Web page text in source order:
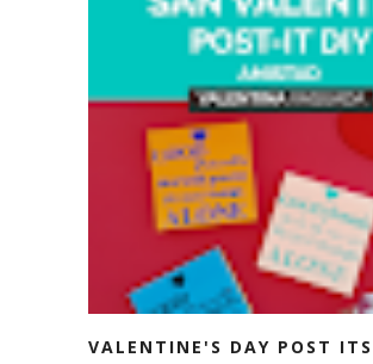
VALENTINE'S DAY POST ITS